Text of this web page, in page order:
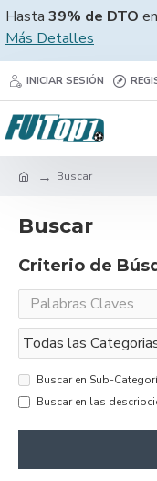
Hasta 39% de DTO
Más Detalles
INICIAR SESIÓN
Buscar
Buscar
Criterio de
Buscar en Sub-
Buscar en las